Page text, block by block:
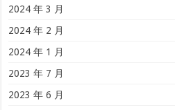
2024 年 3 月
2024 年 2 月
2024 年 1 月
2023 年 7 月
2023 年 6 月